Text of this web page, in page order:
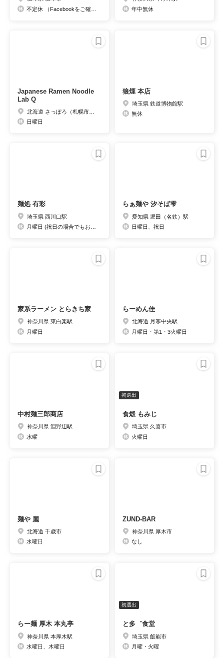
年中無休
Japanese Ramen Noodle
Lab Q
日曜日
狼煙 本店
埼玉県 鉄道博物館駅
無休
麺処 有彩
埼玉県 西川口駅
らぁ麺や 汐そば雫
愛知県 堀田（名鉄）駅
日曜日、祝日
家系ラーメン とらきち家
神奈川県 東白楽駅
月曜日
らーめん佳
北海道 月寒中央駅
月曜日・第1・3火曜日
中村麺三郎商店
神奈川県 淵野辺駅
水曜
初選出
食煅 もみじ
埼玉県 久喜市
火曜日
麺や 麗
北海道 千歳市
水曜日
ZUND-BAR
神奈川県 厚木市
なし
らー麺 ​厚木 本丸亭
神奈川県 本厚木駅
水曜日、木曜日
初選出
と多゛食堂
埼玉県 飯能市
月曜・火曜